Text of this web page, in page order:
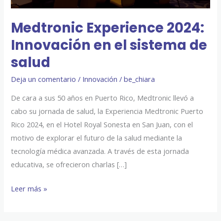
Medtronic Experience 2024:
Innovación en el sistema de
salud
Deja un comentario / Innovación /be_chiara
De cara a sus 50 años en Puerto Rico, Medtronic llevó a
cabo su jornada de salud, la Experiencia Medtronic Puerto
Rico 2024, en el Hotel Royal Sonesta en San Juan, con el
motivo de explorar el futuro de la salud mediante la
tecnología médica avanzada. A través de esta jornada
educativa, se ofrecieron charlas […]
salud
Leer más »